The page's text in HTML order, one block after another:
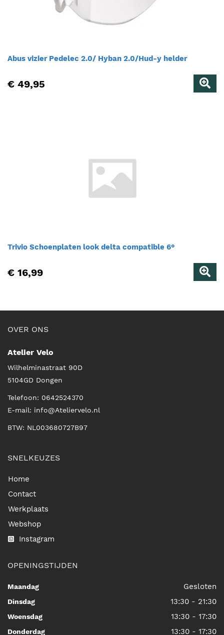
Abus vizier Pedelec 2.0/ Hyban 2.0/Hud-y helder
€ 49,95
Trivio Schoenplaten look delta compatible 6°
€ 16,99
OVER ONS
Atelier Velo
Wilhelminastraat 90D
5104GD Dongen
Telefoon: 0642524370
E-mail: info@Ateliervelo.nl
BTW: NL003680727B97
SNELKEUZES
Home
Contact
Werkplaats
Webshop
Instagram
OPENINGSTIJDEN
Maandag Gesloten
Dinsdag 13:30 - 21:30
Woensdag 13:30 - 17:30
Donderdag 13:30 - 17:30